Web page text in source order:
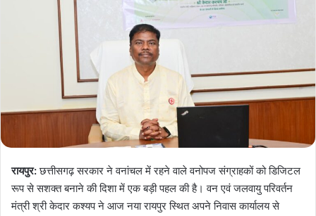
रायपुर:छत्तीसगढ़ सरकार ने वनांचल में रहने वाले वनोपज संग्राहकों को डिजिटल
रूप से सशक्त बनाने की दिशा में एक बड़ी पहल की है। वन एवं जलवायु परिवर्तन
मंत्री श्री केदार कश्यप ने आज नया रायपुर स्थित अपने निवास कार्यालय से